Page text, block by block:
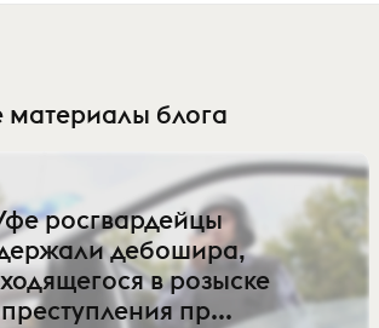
материалы блога
росгвардейцы
дебошира,
в розыске
пр...